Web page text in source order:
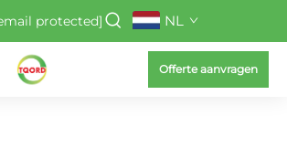
protected] NL
Offerte aanvragen